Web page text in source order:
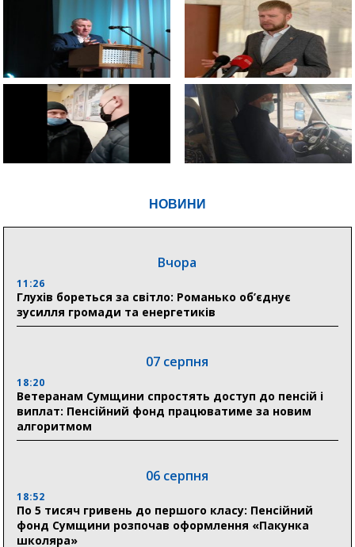
НОВИНИ
Вчора
11:26
Глухів бореться за світло: Романько об’єднує
зусилля громади та енергетиків
07 серпня
18:20
Ветеранам Сумщини спростять доступ до пенсій і
виплат: Пенсійний фонд працюватиме за новим
алгоритмом
06 серпня
18:52
По 5 тисяч гривень до першого класу: Пенсійний
фонд Сумщини розпочав оформлення «Пакунка
школяра»